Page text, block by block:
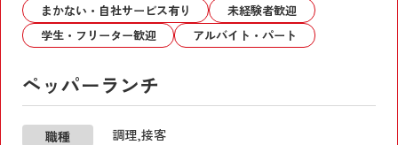
まかない・自社サービス有り
未経験者歓迎
学生・フリーター歓迎
アルバイト・パート
ペッパーランチ
職種 調理,接客